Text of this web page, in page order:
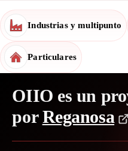
Industrias y multipunto
Particulares
OIIO es un
porReganosa